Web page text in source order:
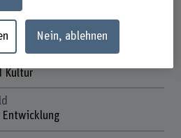
und Kultur
Kultur
Entwicklung
Nein, ablehnen